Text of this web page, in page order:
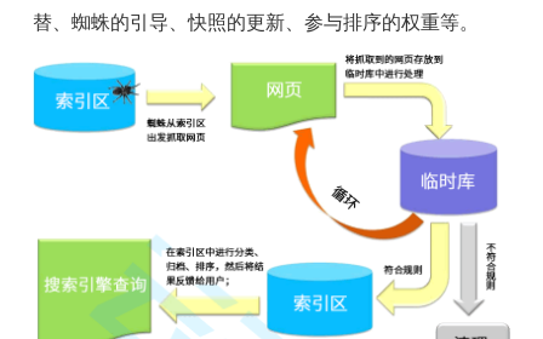
替、蜘蛛的引导、快照的更新、参与排序的权重等。